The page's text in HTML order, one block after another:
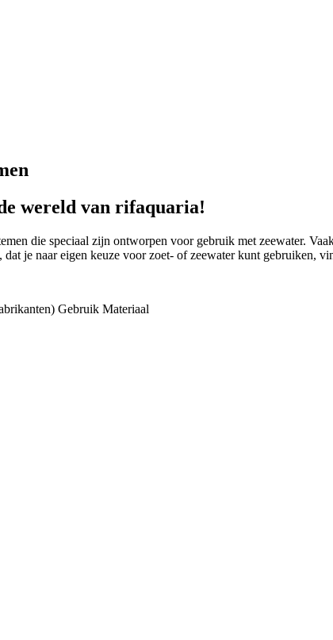
wereld van rifaquaria!
die speciaal zijn ontworpen voor gebruik met zeewater.
je naar eigen keuze voor zoet- of zeewater kunt gebruiken,
Gebruik Materiaal